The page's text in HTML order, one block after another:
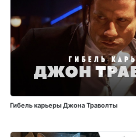
Гибель карьеры Джона Траволты